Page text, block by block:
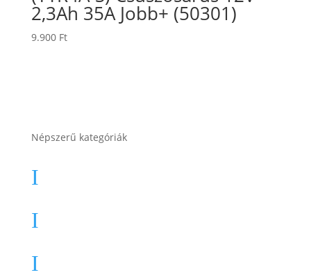
2,3Ah 35A Jobb+ (50301)
9.900 Ft
Népszerű kategóriák
I
I
I